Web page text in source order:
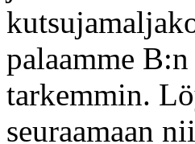
palaamme
tarkemmin.
seuraamaan